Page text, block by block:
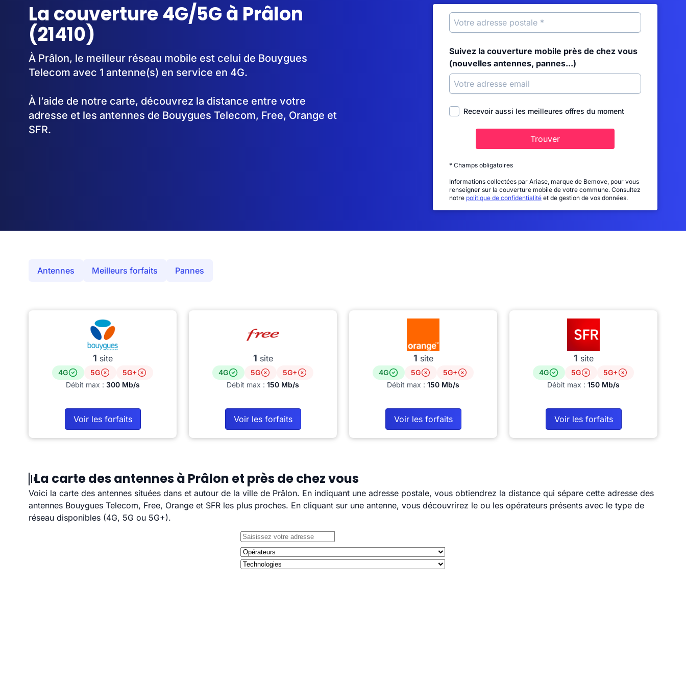
La couverture 4G/5G à Prâlon
(21410)
À Prâlon, le meilleur réseau mobile est celui de Bouygues
Telecom avec 1 antenne(s) en service en 4G.
À l’aide de notre carte, découvrez la distance entre votre
adresse et les antennes de Bouygues Telecom, Free, Orange et
SFR.
Suivez la couverture mobile près de chez vous
(nouvelles antennes, pannes...)
Recevoir aussi les meilleures offres du moment
Trouver
* Champs obligatoires
Informations collectées par Ariase, marque de Bemove, pour vous
renseigner sur la couverture mobile de votre commune. Consultez
notre politique de confidentialité et de gestion de vos données.
Antennes Meilleurs forfaits Pannes
1 site
4G 5G
5G+
Débit max : 300 Mb/s
Voir les forfaits
1 site
4G 5G
5G+
Débit max : 150 Mb/s
Voir les forfaits
1 site
4G 5G
5G+
Débit max : 150 Mb/s
Voir les forfaits
1 site
4G 5G
5G+
Débit max : 150 Mb/s
Voir les forfaits
La carte des antennes à Prâlon et près de chez vous
Voici la carte des antennes situées dans et autour de la ville de Prâlon. En indiquant une adresse postale, vous obtiendrez la distance qui sépare cette adresse des
antennes Bouygues Telecom, Free, Orange et SFR les plus proches. En cliquant sur une antenne, vous découvrirez le ou les opérateurs présents avec le type de
réseau disponibles (4G, 5G ou 5G+).